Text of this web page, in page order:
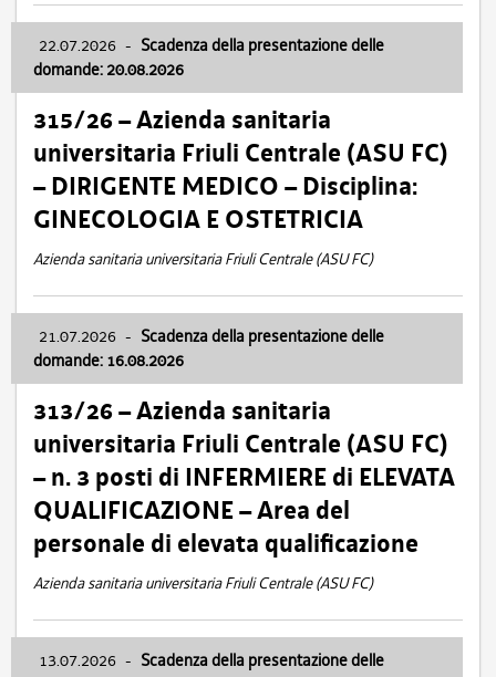
22.07.2026 - Scadenza della presentazione delle
domande: 20.08.2026
315/26 – Azienda sanitaria
universitaria Friuli Centrale (ASU FC)
– DIRIGENTE MEDICO – Disciplina:
GINECOLOGIA E OSTETRICIA
Azienda sanitaria universitaria Friuli Centrale (ASU FC)
21.07.2026 - Scadenza della presentazione delle
domande: 16.08.2026
313/26 – Azienda sanitaria
universitaria Friuli Centrale (ASU FC)
– n. 3 posti di INFERMIERE di ELEVATA
QUALIFICAZIONE – Area del
personale di elevata qualificazione
Azienda sanitaria universitaria Friuli Centrale (ASU FC)
13.07.2026 - Scadenza della presentazione delle